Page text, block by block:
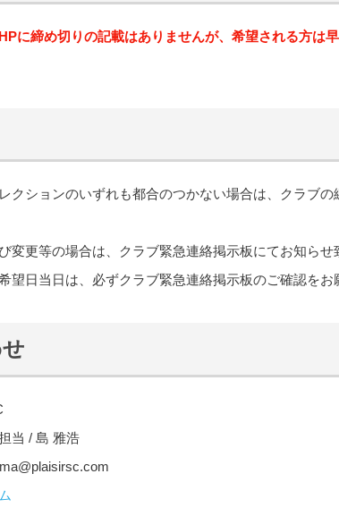
に締め切りの記載はありませんが、希望される方は
クションのいずれも都合のつかない場合は、クラブ
変更等の場合は、クラブ緊急連絡掲示板にてお知らせ
望日当日は、必ずクラブ緊急連絡掲示板のご確認をお
当 / 島 雅浩